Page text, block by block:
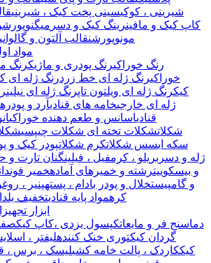
شیرینی ، کوکیسینی پخت کیک ، شیرینی
کاپ کیک و مافینرینگ کیک و دسر
مونوپورشنقالب آلتون و
مواد
رنگ خوراکیرنگ پودری و ماژیکرنگ
خوراکیرنگ ژله ای خط زردرنگ ژله ای
کیکرنگ ژله ای ویلتون تاپرنگ ژله ای نیلین
ژله ای خارجیخامه های قنادیآرد و
قنادیاسانس و طعم دهنده خوراکی
شکلاتشکلات تخته ای شکلات چیپسی
سکه ایسس شکلاتکرم شکلاتپودر کیک و
ژله و دسر بریلو ، کرمفیل ، فیلینگنان تارت و
و بیسکوییترشته و خمیرهای آمادهخمیر
و گامپیستخلال و پودر بادام ، پستهپنیر ،
کرهمواد پایه قنادیتخفیف
ابزار
دماسنج فر و مایعاتکپسول یزدی ،کاپ کیک
گردان کیکتوری خنک کنندهلیفتر ،
کیککاردک ، پالت خامه کشیلیسک ، برس ،